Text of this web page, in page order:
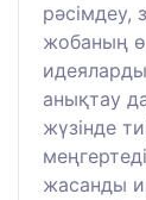
жобаның
анықтау
жүзінде
жасанды